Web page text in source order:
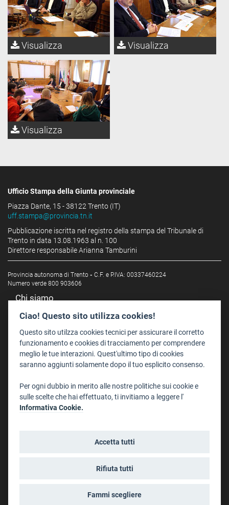
Visualizza Visualizza
Visualizza
Ufficio Stampa della Giunta provinciale
Piazza Dante, 15 - 38122 Trento (IT)
uff.stampa@provincia.tn.it
Pubblicazione iscritta nel registro della stampa del Tribunale di
Trento in data 13.08.1963 al n. 100
Direttore responsabile Arianna Tamburini
Provincia autonoma di Trento - C.F. e P.IVA: 00337460224
Numero verde 800 903606
Chi siamo
Redazione
Staff
Format - Centro Audiovisivi
Trentino Film Commission
Dove Siamo
Struttura di riferimento
Ciao! Questo sito utilizza cookies!
Questo sito utilzza cookies tecnici per assicurare il corretto
funzionamento e cookies di tracciamento per comprendere
meglio le tue interazioni. Quest'ultimo tipo di cookies
saranno aggiunti solamente dopo il tuo esplicito consenso.
Per ogni dubbio in merito alle nostre politiche sui cookie e
sulle scelte che hai effettuato, ti invitiamo a leggere l'
Informativa Cookie.
Accetta tutti
Rifiuta tutti
Fammi scegliere